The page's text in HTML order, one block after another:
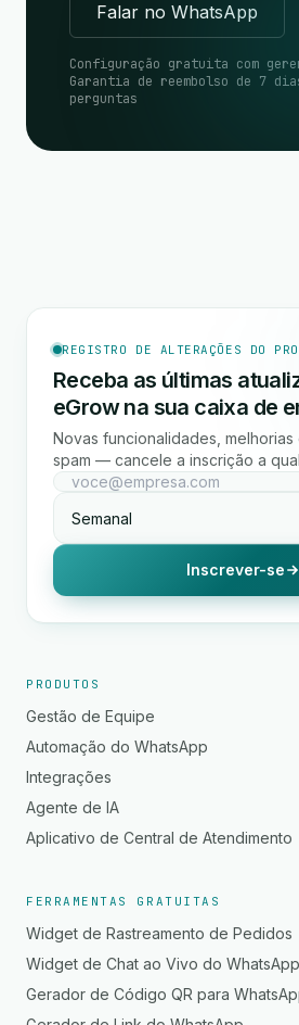
Falar no WhatsApp
Configuração gratuita com
Garantia de reembolso de 7
perguntas
REGISTRO DE ALTERAÇÕES DO
Receba as últimas
eGrow na sua caixa de
Novas funcionalidades,
spam — cancele a inscrição a
Inscrever-se
PRODUTOS
Gestão de Equipe
Automação do WhatsApp
Integrações
Agente de IA
Aplicativo de Central de Atendimento
FERRAMENTAS GRATUITAS
Widget de Rastreamento de Pedidos
Widget de Chat ao Vivo do WhatsApp
Gerador de Código QR para